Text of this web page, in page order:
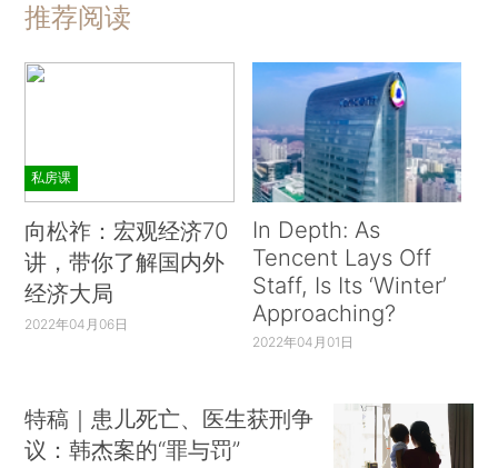
推荐阅读
私房课
向松祚：宏观经济70
讲，带你了解国内外
经济大局
2022年04月06日
In Depth: As
Tencent Lays Off
Staff, Is Its ‘Winter’
Approaching?
2022年04月01日
特稿｜患儿死亡、医生获刑争
议：韩杰案的“罪与罚”